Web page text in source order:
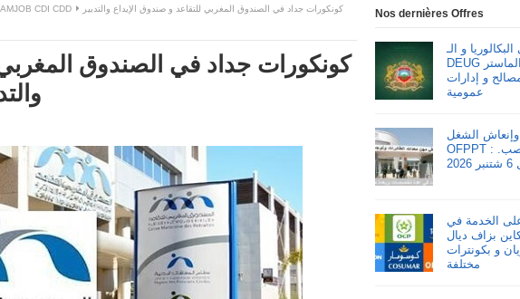
CDI CDD
كونكورات جداد في الصندوق المغربي للتقاعد و صندوق الإيداع والتدبير
كونكورات جداد في الصندوق
Nos dernières Offres
و الـ
DEUG و الدبلوم و الإجازة أو الماستر
بعدة مصالح و إدارات
عمومية
وإنعاش الشغل
OFPPT : مباريات لتوظيف 449 مناصب.
الخدمة في
بزاف ديال
و بكونترات
مختلفة